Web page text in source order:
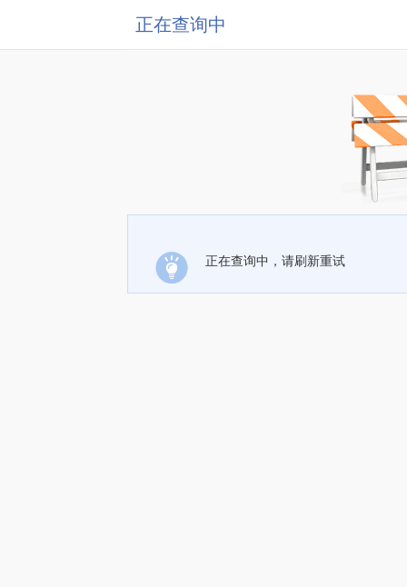
正在查询中
正在查询中，请刷新重试